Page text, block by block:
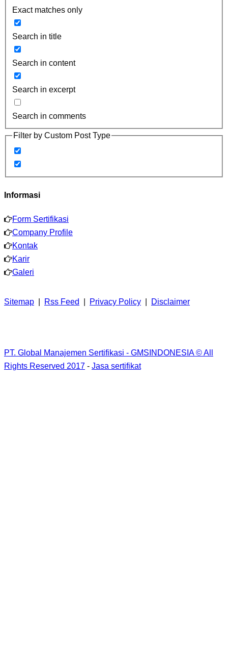
Exact matches only
Search in title
Search in content
Search in excerpt
Search in comments
Filter by Custom Post Type
Informasi
Form Sertifikasi
Company Profile
Kontak
Karir
Galeri
Sitemap Rss Feed Privacy Policy Disclaimer
PT. Global Manajemen Sertifikasi - GMSINDONESIA © All
Rights Reserved 2017 - Jasa sertifikat